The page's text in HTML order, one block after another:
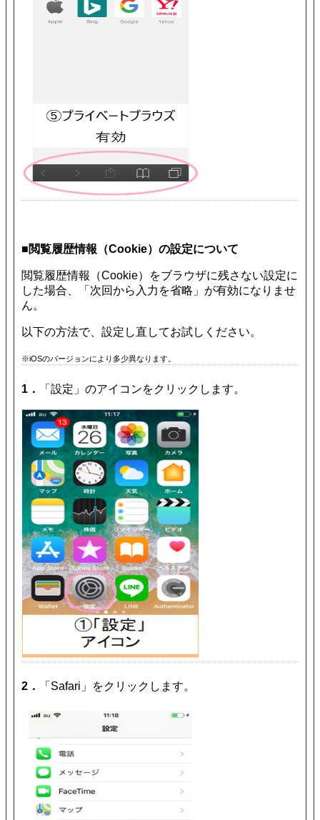
■閲覧履歴情報（Cookie）の設定について
閲覧履歴情報（Cookie）をブラウザに残さない設定に
した場合、「次回から入力を省略」が有効になりませ
ん。
以下の方法で、設定し直してお試しください。
※iOSのバージョンにより多少異なります。
1． 「設定」のアイコンをクリックします。
2． 「Safari」をクリックします。